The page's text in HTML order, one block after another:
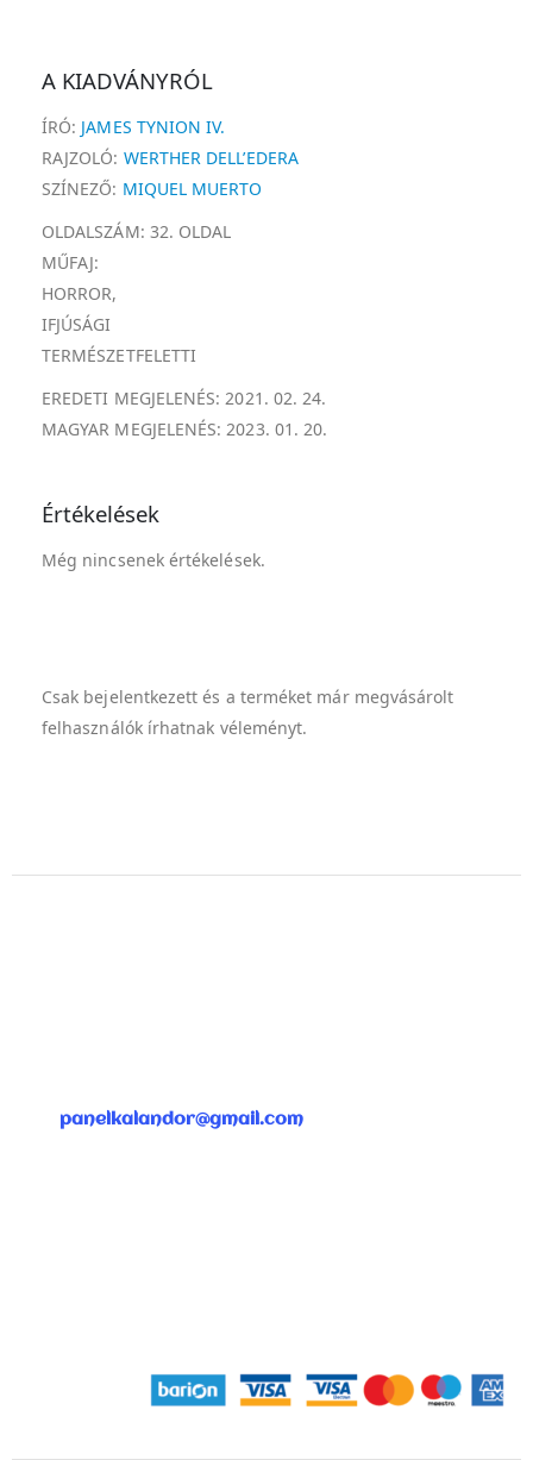
A KIADVÁNYRÓL
ÍRÓ: JAMES TYNION IV.
RAJZOLÓ: WERTHER DELL’EDERA
SZÍNEZŐ: MIQUEL MUERTO
OLDALSZÁM: 32. OLDAL
MŰFAJ:
HORROR,
IFJÚSÁGI
TERMÉSZETFELETTI
EREDETI MEGJELENÉS: 2021. 02. 24.
MAGYAR MEGJELENÉS: 2023. 01. 20.
Értékelések
Még nincsenek értékelések.
Csak bejelentkezett és a terméket már megvásárolt
felhasználók írhatnak véleményt.
panelkalandor@gmail.com